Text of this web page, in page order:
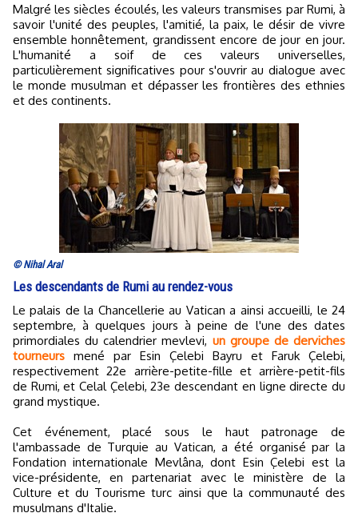
Malgré les siècles écoulés, les valeurs transmises par Rumi, à
savoir l'unité des peuples, l'amitié, la paix, le désir de vivre
ensemble honnêtement, grandissent encore de jour en jour.
L'humanité a soif de ces valeurs universelles,
particulièrement significatives pour s'ouvrir au dialogue avec
le monde musulman et dépasser les frontières des ethnies
et des continents.
© Nihal Aral
Les descendants de Rumi au rendez-vous
Le palais de la Chancellerie au Vatican a ainsi accueilli, le 24
septembre, à quelques jours à peine de l'une des dates
primordiales du calendrier mevlevi, un groupe de derviches
tourneurs mené par Esin Çelebi Bayru et Faruk Çelebi,
respectivement 22e arrière-petite-fille et arrière-petit-fils
de Rumi, et Celal Çelebi, 23e descendant en ligne directe du
grand mystique.
Cet événement, placé sous le haut patronage de
l'ambassade de Turquie au Vatican, a été organisé par la
Fondation internationale Mevlâna, dont Esin Çelebi est la
vice-présidente, en partenariat avec le ministère de la
Culture et du Tourisme turc ainsi que la communauté des
musulmans d'Italie.